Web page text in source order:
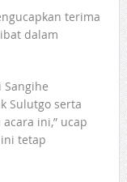
terima
dalam
Sangihe
Sulutgo serta
ini,” ucap
tetap